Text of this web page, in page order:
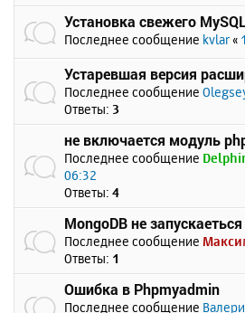
Установка свежего
Последнее сообщение kvlar «
Устаревшая версия
Последнее сообщение
Ответы: 3
не включается модуль
Последнее сообщение
06:32
Ответы: 4
MongoDB не запускаеться
Последнее сообщение
Ответы: 1
Ошибка в Phpmyadmin
Последнее сообщение